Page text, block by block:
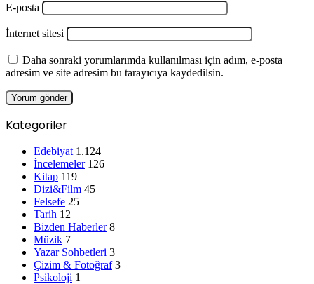
E-posta
İnternet sitesi
Daha sonraki yorumlarımda kullanılması için adım, e-posta
adresim ve site adresim bu tarayıcıya kaydedilsin.
Kategoriler
Edebiyat 1.124
İncelemeler 126
Kitap 119
Dizi&Film 45
Felsefe 25
Tarih 12
Bizden Haberler 8
Müzik 7
Yazar Sohbetleri 3
Çizim & Fotoğraf 3
Psikoloji 1